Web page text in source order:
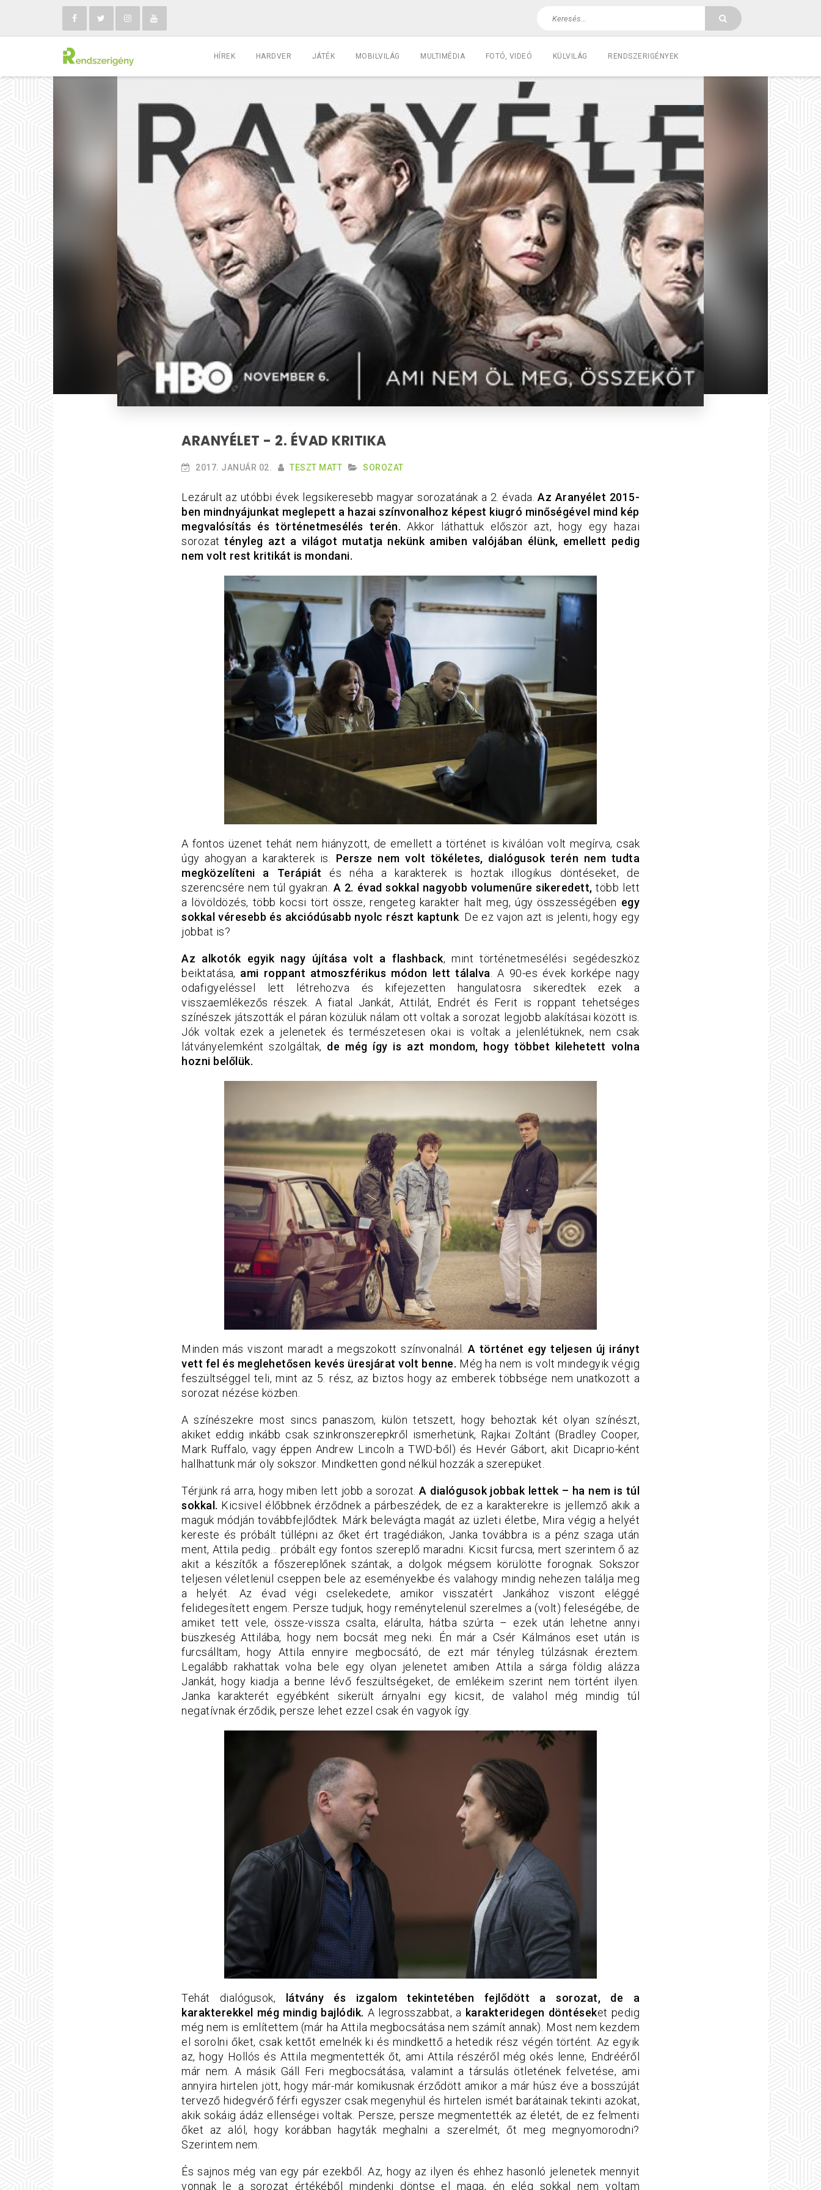
HÍREK HARDVER JÁTÉK MOBILVILÁG MULTIMÉDIA FOTÓ, VIDEÓ KÜLVILÁG RENDSZERIGÉNYEK
ARANYÉLET - 2. ÉVAD KRITIKA
2017. JANUÁR 02. TESZT MATT SOROZAT
Lezárult az utóbbi évek legsikeresebb magyar sorozatának a 2. évada. Az Aranyélet 2015-
ben mindnyájunkat meglepett a hazai színvonalhoz képest kiugró minőségével mind kép
megvalósítás és történetmesélés terén. Akkor láthattuk először azt, hogy egy hazai
sorozattényleg azt a világot mutatja nekünk amiben valójában élünk, emellett pedig
nem volt rest kritikát is mondani.
A fontos üzenet tehát nem hiányzott, de emellett a történet is kiválóan volt megírva, csak
úgy ahogyan a karakterek is. Persze nem volt tökéletes, dialógusok terén nem tudta
megközelíteni a Terápiát és néha a karakterek is hoztak illogikus döntéseket, de
szerencsére nem túl gyakran. A 2. évad sokkal nagyobb volumenűre sikeredett, több lett
a lövöldözés, több kocsi tört össze, rengeteg karakter halt meg, úgy összességében egy
sokkal véresebb és akciódúsabb nyolc részt kaptunk . De ez vajon azt is jelenti, hogy egy
jobbat is?
Az alkotók egyik nagy újítása volt a flashback, mint történetmesélési segédeszköz
beiktatása, ami roppant atmoszférikus módon lett tálalva . A 90-es évek korképe nagy
odafigyeléssel lett létrehozva és kifejezetten hangulatosra sikeredtek ezek a
visszaemlékezős részek. A fiatal Jankát, Attilát, Endrét és Ferit is roppant tehetséges
színészek játszották el páran közülük nálam ott voltak a sorozat legjobb alakításai között is.
Jók voltak ezek a jelenetek és természetesen okai is voltak a jelenlétüknek, nem csak
látványelemként szolgáltak, de még így is azt mondom, hogy többet kilehetett volna
hozni belőlük.
Minden más viszont maradt a megszokott színvonalnál. A történet egy teljesen új irányt
vett fel és meglehetősen kevés üresjárat volt benne. Még ha nem is volt mindegyik végig
feszültséggel teli, mint az 5. rész, az biztos hogy az emberek többsége nem unatkozott a
sorozat nézése közben.
A színészekre most sincs panaszom, külön tetszett, hogy behoztak két olyan színészt,
akiket eddig inkább csak szinkronszerepkről ismerhetünk, Rajkai Zoltánt (Bradley Cooper,
Mark Ruffalo, vagy éppen Andrew Lincoln a TWD-ből) és Hevér Gábort, akit Dicaprio-ként
hallhattunk már oly sokszor. Mindketten gond nélkül hozzák a szerepüket.
Térjünk rá arra, hogy miben lett jobb a sorozat.A dialógusok jobbak lettek – ha nem is túl
sokkal. Kicsivel élőbbnek érződnek a párbeszédek, de ez a karakterekre is jellemző akik a
maguk módján továbbfejlődtek. Márk belevágta magát az üzleti életbe, Mira végig a helyét
kereste és próbált túllépni az őket ért tragédiákon, Janka továbbra is a pénz szaga után
ment, Attila pedig… próbált egy fontos szereplő maradni. Kicsit furcsa, mert szerintem ő az
akit a készítők a főszereplőnek szántak, a dolgok mégsem körülötte forognak. Sokszor
teljesen véletlenül cseppen bele az eseményekbe és valahogy mindig nehezen találja meg
a helyét. Az évad végi cselekedete, amikor visszatért Jankához viszont eléggé
felidegesített engem. Persze tudjuk, hogy reménytelenül szerelmes a (volt) feleségébe, de
amiket tett vele, össze-vissza csalta, elárulta, hátba szúrta – ezek után lehetne annyi
büszkeség Attilába, hogy nem bocsát meg neki. Én már a Csér Kálmános eset után is
furcsálltam, hogy Attila ennyire megbocsátó, de ezt már tényleg túlzásnak éreztem.
Legalább rakhattak volna bele egy olyan jelenetet amiben Attila a sárga földig alázza
Jankát, hogy kiadja a benne lévő feszültségeket, de emlékeim szerint nem történt ilyen.
Janka karakterét egyébként sikerült árnyalni egy kicsit, de valahol még mindig túl
negatívnak érződik, persze lehet ezzel csak én vagyok így.
Tehát dialógusok,
látvány és izgalom tekintetében fejlődött a sorozat, de a
karakterekkel még mindig bajlódik. A legrosszabbat, a karakteridegen döntéseket pedig
még nem is említettem (már ha Attila megbocsátása nem számít annak). Most nem kezdem
el sorolni őket, csak kettőt emelnék ki és mindkettő a hetedik rész végén történt. Az egyik
az, hogy Hollós és Attila megmentették őt, ami Attila részéről még okés lenne, Endrééről
már nem. A másik Gáll Feri megbocsátása, valamint a társulás ötletének felvetése, ami
annyira hirtelen jött, hogy már-már komikusnak érződött amikor a már húsz éve a bosszúját
tervező hidegvérő férfi egyszer csak megenyhül és hirtelen ismét barátainak tekinti azokat,
akik sokáig ádáz ellenségei voltak. Persze, persze megmentették az életét, de ez felmenti
őket az alól, hogy korábban hagyták meghalni a szerelmét, őt meg megnyomorodni?
Szerintem nem.
És sajnos még van egy pár ezekből. Az, hogy az ilyen és ehhez hasonló jelenetek mennyit
vonnak le a sorozat értékéből mindenki döntse el maga, én elég sokkal nem voltam